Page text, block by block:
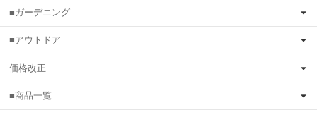
■ガーデニング
■アウトドア
価格改正
■商品一覧